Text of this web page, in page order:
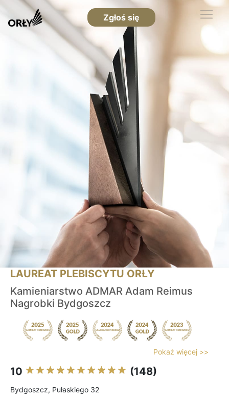
Zgłoś się
LAUREAT PLEBISCYTU ORŁY
Kamieniarstwo ADMAR Adam Reimus
Nagrobki Bydgoszcz
Pokaż więcej >>
10 (148)
Bydgoszcz, Pułaskiego 32